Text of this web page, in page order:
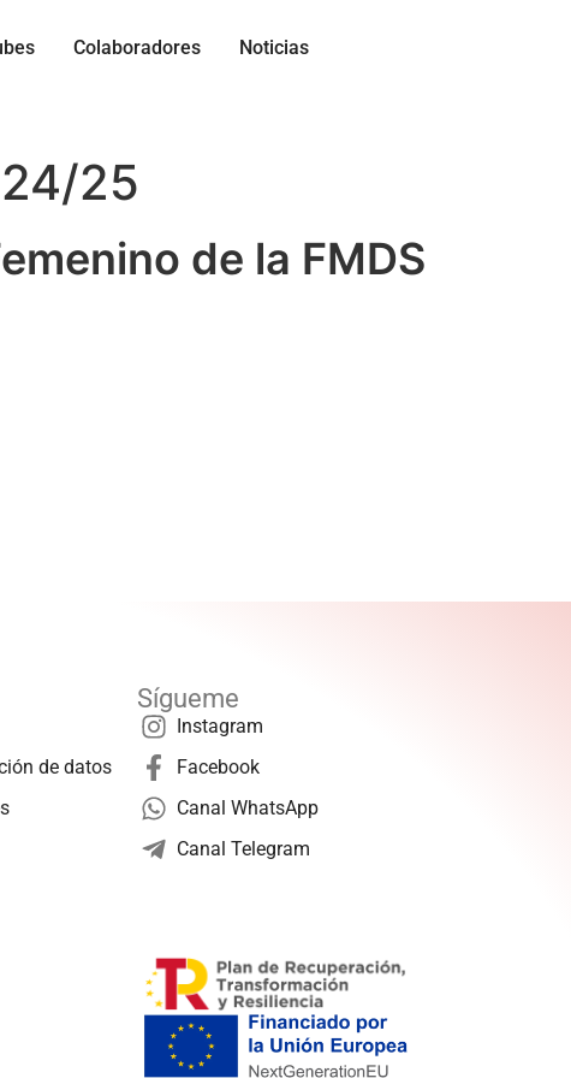
Colaboradores Noticias
25
de la FMDS
de datos
Sígueme
Instagram
Facebook
Canal WhatsApp
Canal Telegram